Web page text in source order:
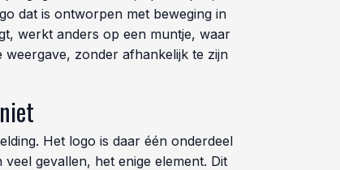
dat is ontworpen met beweging in
werkt anders op een muntje, waar
zonder afhankelijk te zijn
Het logo is daar één onderdeel
gevallen, het enige element. Dit